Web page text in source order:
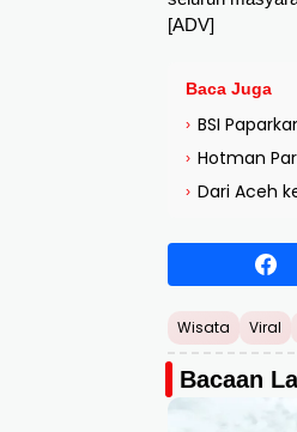
[ADV]
Baca Juga
› BSI
› Hotman
› Dari Aceh
Wisata Viral
Bacaan